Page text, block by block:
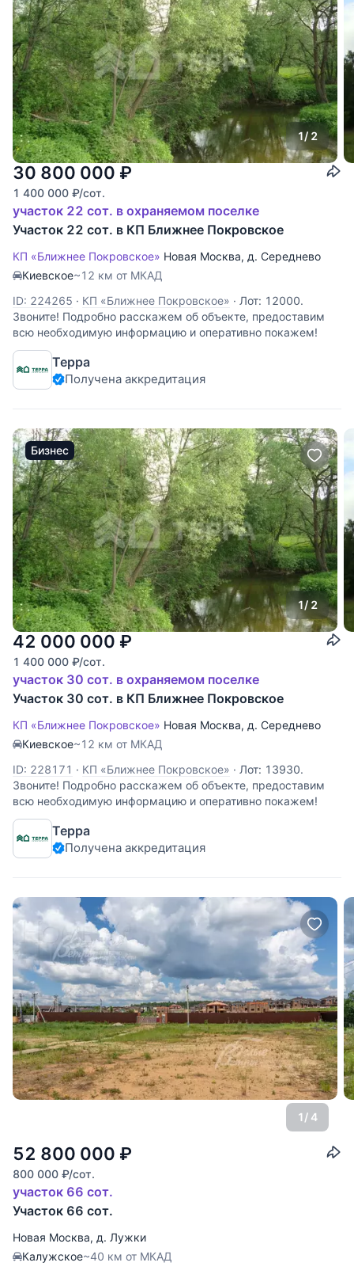
1/ 2
30 800 000 ₽
1 400 000 ₽/сот.
участок 22 сот. в охраняемом поселке
Участок 22 сот. в КП Ближнее Покровское
КП «Ближнее Покровское» Новая Москва, д. Середнево
Киевское~12 км от МКАД
ID: 224265 · КП «Ближнее Покровское» · Лот: 12000.
Звоните! Подробно расскажем об объекте, предоставим
всю необходимую информацию и оперативно покажем!
Терра
Получена аккредитация
Бизнес
1/ 2
42 000 000 ₽
1 400 000 ₽/сот.
участок 30 сот. в охраняемом поселке
Участок 30 сот. в КП Ближнее Покровское
КП «Ближнее Покровское» Новая Москва, д. Середнево
Киевское~12 км от МКАД
ID: 228171 · КП «Ближнее Покровское» · Лот: 13930.
Звоните! Подробно расскажем об объекте, предоставим
всю необходимую информацию и оперативно покажем!
Терра
Получена аккредитация
1/ 4
52 800 000 ₽
800 000 ₽/сот.
участок 66 сот.
Участок 66 сот.
Новая Москва, д. Лужки
Калужское~40 км от МКАД